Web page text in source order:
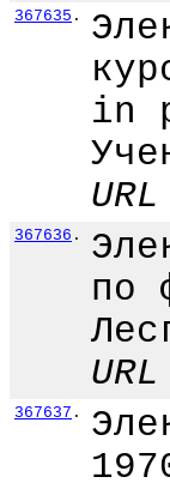
367635 .
in
367636 .
по
367637 .